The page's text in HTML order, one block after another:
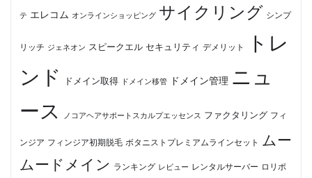
テ エレコム オンラインショッピング サイクリング シンプ
リッチ ジェネオン スピークエル セキュリティ デメリット
トレ
ンド
ドメイン取得 ドメイン移管 ドメイン管理 ニュ
ース
ノコアヘアサポートスカルプエッセンス ファクタリング フィ
ンジア フィンジア初期脱毛 ボタニストプレミアムラインセット ムー
ムードメイン ランキング レビュー レンタルサーバー ロリポ